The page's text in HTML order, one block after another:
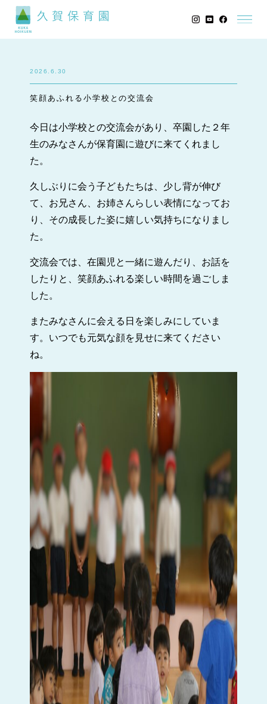
2026.6.30
笑顔あふれる小学校との交流会
今日は小学校との交流会があり、卒園した２年
生のみなさんが保育園に遊びに来てくれまし
た。
久しぶりに会う子どもたちは、少し背が伸び
て、お兄さん、お姉さんらしい表情になってお
り、その成長した姿に嬉しい気持ちになりまし
た。
交流会では、在園児と一緒に遊んだり、お話を
したりと、笑顔あふれる楽しい時間を過ごしま
した。
またみなさんに会える日を楽しみにしていま
す。いつでも元気な顔を見せに来てください
ね。